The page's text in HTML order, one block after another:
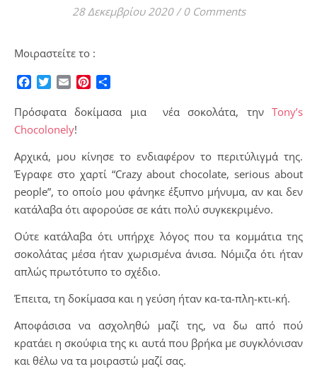
28 Δεκεμβρίου 2020 / 0 Comments
Μοιραστείτε το :
Facebook
TwitterEmailPinterest
Πρόσφατα δοκίμασα μια νέα σοκολάτα, την Tony’s
Chocolonely!
Αρχικά, μου κίνησε το ενδιαφέρον το περιτύλιγμά της.
Έγραφε στο χαρτί “Crazy about chocolate, serious about
people”, το οποίο μου φάνηκε έξυπνο μήνυμα, αν και δεν
κατάλαβα ότι αφορούσε σε κάτι πολύ συγκεκριμένο.
Ούτε κατάλαβα ότι υπήρχε λόγος που τα κομμάτια της
σοκολάτας μέσα ήταν χωρισμένα άνισα. Νόμιζα ότι ήταν
απλώς πρωτότυπο το σχέδιο.
Έπειτα, τη δοκίμασα και η γεύση ήταν κα-τα-πλη-κτι-κή.
Αποφάσισα να ασχοληθώ μαζί της, να δω από πού
κρατάει η σκούφια της κι αυτά που βρήκα με συγκλόνισαν
και θέλω να τα μοιραστώ μαζί σας.